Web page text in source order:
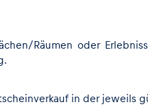
Räumen oder
in der jeweils